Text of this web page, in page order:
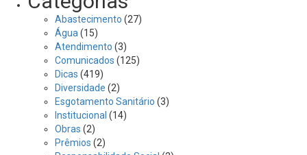
Abastecimento (27)
Água (15)
Atendimento (3)
Comunicados (125)
Dicas (419)
Diversidade (2)
Esgotamento Sanitário (3)
Institucional (14)
Obras (2)
Prêmios (2)